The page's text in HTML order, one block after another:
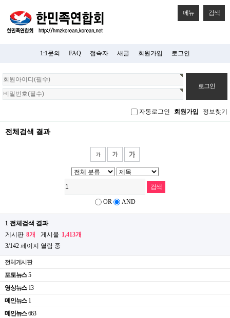
메뉴 검색
1:1문의 FAQ 접속자 새글 회원가입 로그인
회
원
로
자동로그인 회원가입 정보찾기
전체검색 결과
OR AND
1 전체검색 결과
게시판 8개 게시물 1,413개
3/142 페이지 열람 중
전체게시판
포토뉴스 5
영상뉴스 13
메인뉴스 1
메인뉴스 663